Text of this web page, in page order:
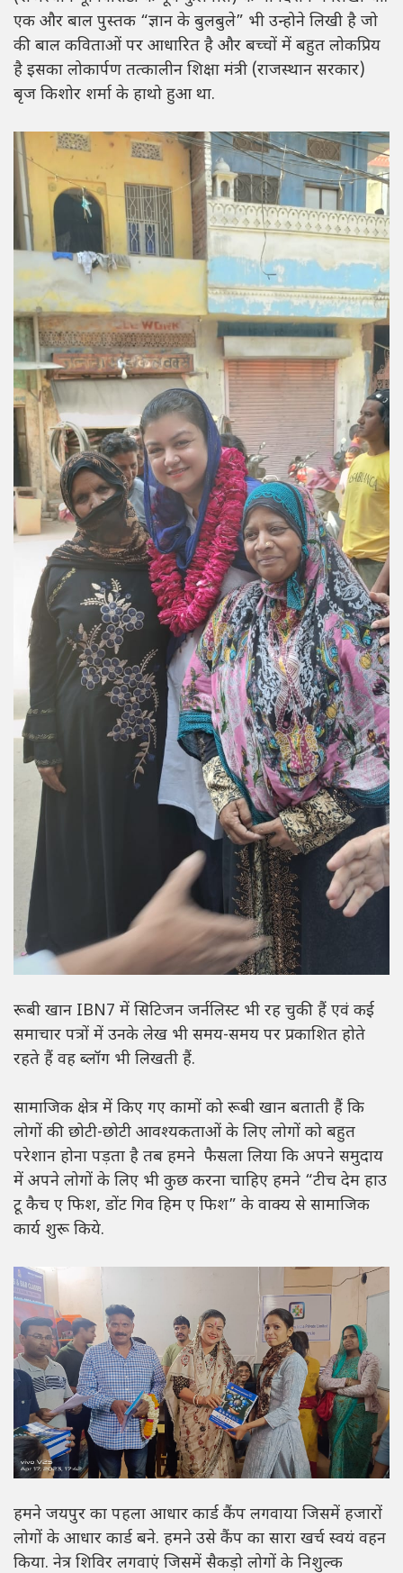
एक और बाल पुस्तक “ज्ञान के बुलबुले” भी उन्होने लिखी है जो
की बाल कविताओं पर आधारित है और बच्चों में बहुत लोकप्रिय
है इसका लोकार्पण तत्कालीन शिक्षा मंत्री (राजस्थान सरकार)
बृज किशोर शर्मा के हाथो हुआ था.
रूबी खान IBN7 में सिटिजन जर्नलिस्ट भी रह चुकी हैं एवं कई
समाचार पत्रों में उनके लेख भी समय-समय पर प्रकाशित होते
रहते हैं वह ब्लॉग भी लिखती हैं.
सामाजिक क्षेत्र में किए गए कामों को रूबी खान बताती हैं कि
लोगों की छोटी-छोटी आवश्यकताओं के लिए लोगों को बहुत
परेशान होना पड़ता है तब हमने फैसला लिया कि अपने समुदाय
में अपने लोगों के लिए भी कुछ करना चाहिए हमने “टीच देम हाउ
टू कैच ए फिश, डोंट गिव हिम ए फिश” के वाक्य से सामाजिक
कार्य शुरू किये.
हमने जयपुर का पहला आधार कार्ड कैंप लगवाया जिसमें हजारों
लोगों के आधार कार्ड बने. हमने उसे कैंप का सारा खर्च स्वयं वहन
किया. नेत्र शिविर लगवाएं जिसमें सैकड़ो लोगों के निशुल्क